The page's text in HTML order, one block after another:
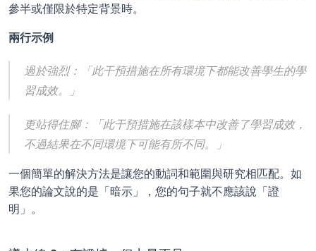
參半或僅限於特定背景時。
兩行示例
過於強烈：「此干預措施在所有環境下都能改善學生的學
習成效。」
更站得住腳：「此干預措施在該樣本中改善了學習成效，
不過結果在不同環境下可能有所不同。」
一個簡單的解決方法是讓您的動詞和範圍與研究相匹配。如
果您的論文說的是「暗示」，您的句子就不應該說「證
明」。